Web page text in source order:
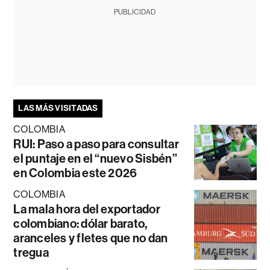
PUBLICIDAD
LAS MÁS VISITADAS
COLOMBIA
RUI: Paso a paso para consultar
el puntaje en el “nuevo Sisbén”
en Colombia este 2026
COLOMBIA
La mala hora del exportador
colombiano: dólar barato,
aranceles y fletes que no dan
tregua